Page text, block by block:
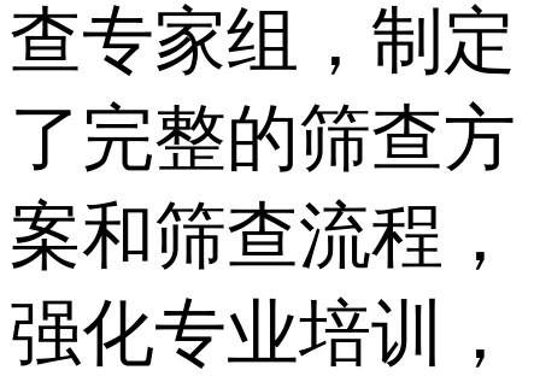
查专家组，制定
了完整的筛查方
案和筛查流程，
强化专业培训，